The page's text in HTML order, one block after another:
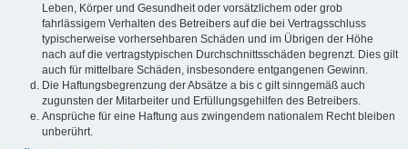
Leben, Körper und Gesundheit oder vorsätzlichem oder grob
fahrlässigem Verhalten des Betreibers auf die bei Vertragsschluss
typischerweise vorhersehbaren Schäden und im Übrigen der Höhe
nach auf die vertragstypischen Durchschnittsschäden begrenzt. Dies gilt
auch für mittelbare Schäden, insbesondere entgangenen Gewinn.
Die Haftungsbegrenzung der Absätze a bis c gilt sinngemäß auch
zugunsten der Mitarbeiter und Erfüllungsgehilfen des Betreibers.
Ansprüche für eine Haftung aus zwingendem nationalem Recht bleiben
unberührt.